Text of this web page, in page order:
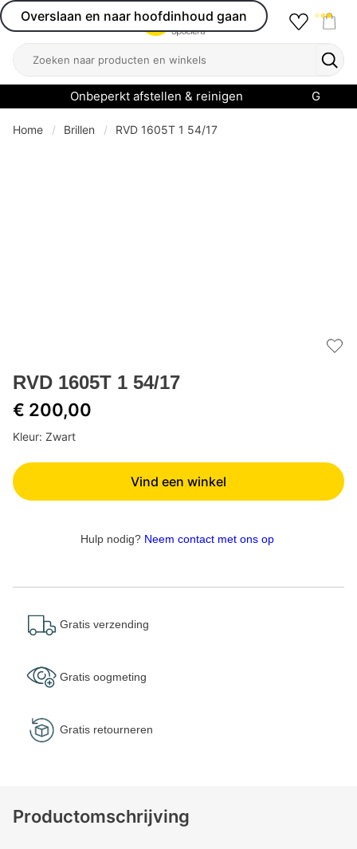
Overslaan en naar hoofdinhoud gaan
Open menu
Zoeken
Onbeperkt afstellen & reinigen
Home Brillen RVD 1605T 1 54/17
RVD 1605T 1 54/17
€ 200,00
Kleur: Zwart
Vind een winkel
Hulp nodig? Neem contact met ons op
Gratis verzending
Gratis oogmeting
Gratis retourneren
Productomschrijving